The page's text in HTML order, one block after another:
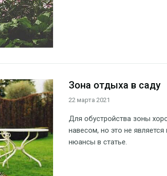
Зона отдыха в саду
22 марта 2021
Для обустройства зоны
навесом, но это не
нюансы в статье.